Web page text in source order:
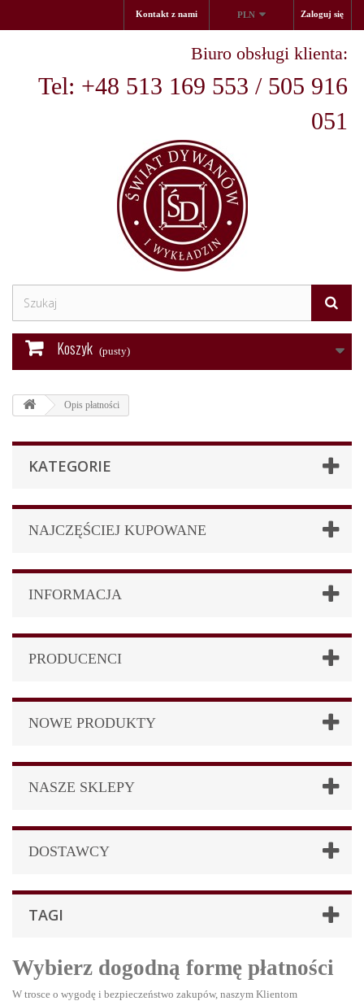
Zaloguj się
PLN
Kontakt z nami
Biuro obsługi klienta:
Tel: +48 513 169 553 / 505 916
051
Koszyk (pusty)
Opis płatności
KATEGORIE
NAJCZĘŚCIEJ KUPOWANE
INFORMACJA
PRODUCENCI
NOWE PRODUKTY
NASZE SKLEPY
DOSTAWCY
TAGI
Wybierz dogodną formę płatności
W trosce o wygodę i bezpieczeństwo zakupów, naszym Klientom